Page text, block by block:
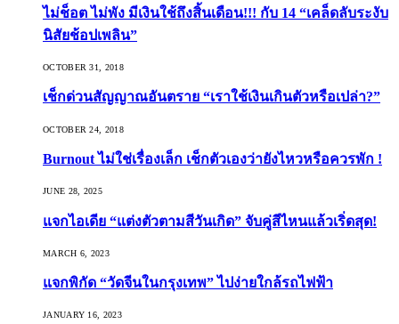
ไม่ช็อต ไม่พัง มีเงินใช้ถึงสิ้นเดือน!!! กับ 14 “เคล็ดลับระงับ
นิสัยช้อปเพลิน”
OCTOBER 31, 2018
เช็กด่วนสัญญาณอันตราย “เราใช้เงินเกินตัวหรือเปล่า?”
OCTOBER 24, 2018
Burnout ไม่ใช่เรื่องเล็ก เช็กตัวเองว่ายังไหวหรือควรพัก !
JUNE 28, 2025
แจกไอเดีย “แต่งตัวตามสีวันเกิด” จับคู่สีไหนแล้วเริ่ดสุด!
MARCH 6, 2023
แจกพิกัด “วัดจีนในกรุงเทพ” ไปง่ายใกล้รถไฟฟ้า
JANUARY 16, 2023